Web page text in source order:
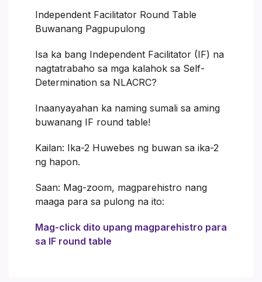
Independent Facilitator Round Table
Buwanang Pagpupulong
Isa ka bang Independent Facilitator (IF) na
nagtatrabaho sa mga kalahok sa Self-
Determination sa NLACRC?
Inaanyayahan ka naming sumali sa aming
buwanang IF round table!
Kailan: Ika-2 Huwebes ng buwan sa ika-2
ng hapon.
Saan: Mag-zoom, magparehistro nang
maaga para sa pulong na ito:
Mag-click dito upang magparehistro para
sa IF round table